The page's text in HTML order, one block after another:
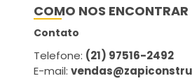
COMO NOS ENCONTRAR
Contato
Telefone: (21) 97516-2492
E-mail: